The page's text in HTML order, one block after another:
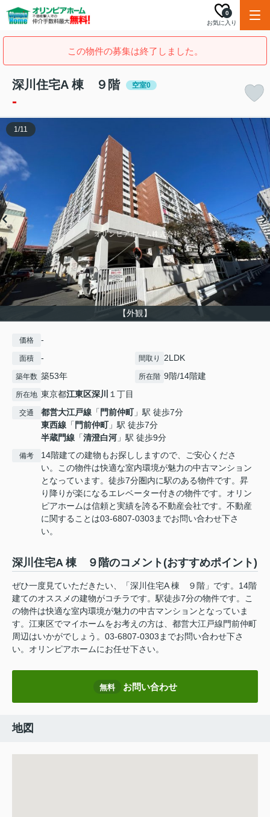
お気に入り
0
この物件の募集は終了しました。
深川住宅A 棟 ９階 空室0
-
【外観】
1/11
価格 -
面積 - 間取り 2LDK
築年数 築53年 所在階 9階/14階建
所在地 東京都江東区深川 １丁目
交通 都営大江戸線 「 門前仲町」駅 徒歩7分
東西線 「 門前仲町」駅 徒歩7分
半蔵門線 「清澄白河 」駅 徒歩9分
備考
14階建ての建物もお探ししますので、ご安心くださ
い。この物件は快適な室内環境が魅力の中古マンション
となっています。徒歩7分圏内に駅のある物件です。昇
り降りが楽になるエレベーター付きの物件です。オリン
ピアホームは信頼と実績を誇る不動産会社です。不動産
に関することは03-6807-0303までお問い合わせ下さ
い。
深川住宅A 棟 ９階のコメント(おすすめポイント)
ぜひ一度見ていただきたい、「深川住宅A 棟 ９階」です。14階
建てのオススメの建物がコチラです。駅徒歩7分の物件です。こ
の物件は快適な室内環境が魅力の中古マンションとなっていま
す。江東区でマイホームをお考えの方は、都営大江戸線門前仲町
周辺はいかがでしょう。03-6807-0303までお問い合わせ下さ
い。オリンピアホームにお任せ下さい。
無料 お問い合わせ
地図